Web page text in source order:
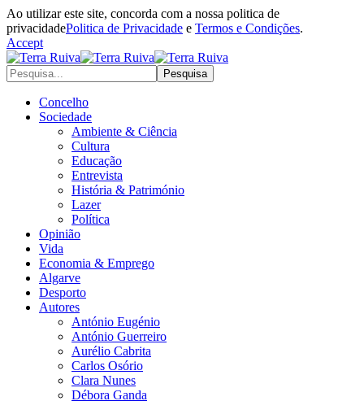
Ao utilizar este site, concorda com a nossa politica de
privacidadePolitica de Privacidade e Termos e Condições.
Accept
Concelho
Sociedade
Ambiente & Ciência
Cultura
Educação
Entrevista
História & Património
Lazer
Política
Opinião
Vida
Economia & Emprego
Algarve
Desporto
Autores
António Eugénio
António Guerreiro
Aurélio Cabrita
Carlos Osório
Clara Nunes
Débora Ganda